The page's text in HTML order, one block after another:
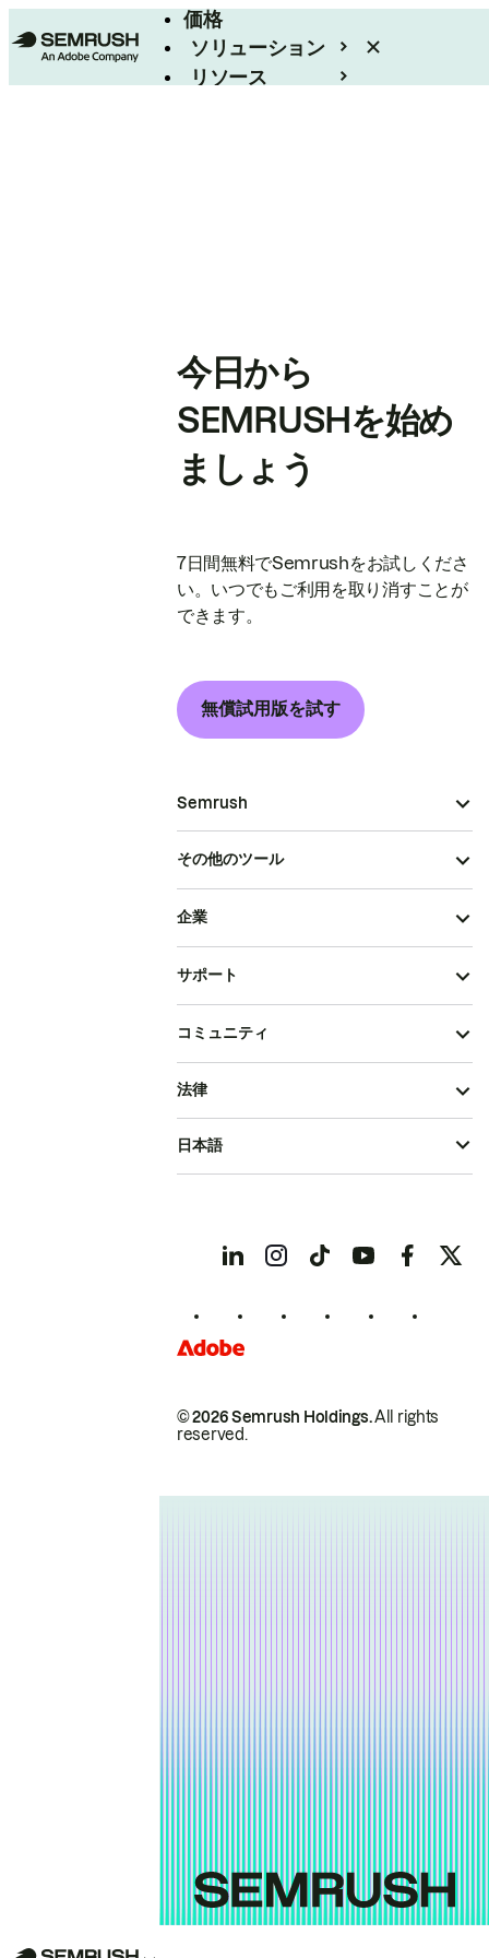
価格
ソリューション
リソース
今日から
SEMRUSHを始め
ましょう
7日間無料でSemrushをお試しくださ
い。いつでもご利用を取り消すことが
できます。
無償試用版を試す
Semrush
その他のツール
企業
サポート
コミュニティ
© 2026 Semrush Holdings.All rights
reserved.
法律
日本語